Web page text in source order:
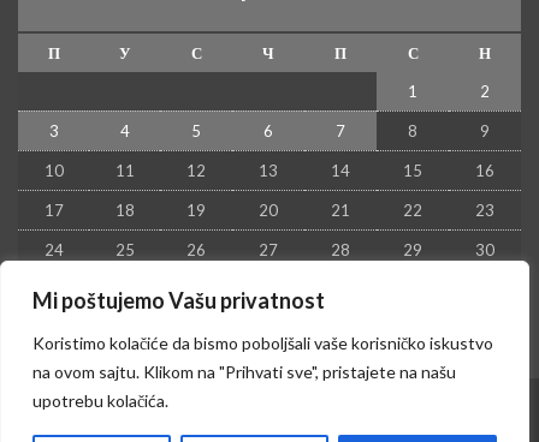
Mi poštujemo Vašu privatnost
Koristimo kolačiće da bismo poboljšali vaše korisničko iskustvo
na ovom sajtu. Klikom na "Prihvati sve", pristajete na našu
upotrebu kolačića.
П У С Ч П С
Н
1
2
3 4 5 6 7 8 9
10 11 12 13 14 15 16
17 18 19 20 21 22 23
24 25 26 27 28 29 30
31